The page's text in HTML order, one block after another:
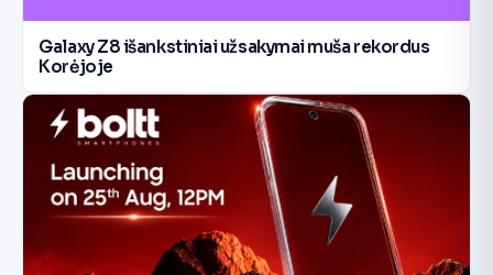
Galaxy Z8 išankstiniai užsakymai muša rekordus
Korėjoje